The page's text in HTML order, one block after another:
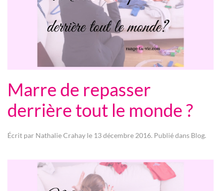
Marre de repasser
derrière tout le monde ?
Écrit par Nathalie Crahay le 13 décembre 2016. Publié dans Blog.